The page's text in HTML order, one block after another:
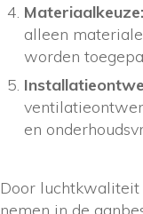
Materiaalkeuze:
alleen
worden
en
Door
nemen in de